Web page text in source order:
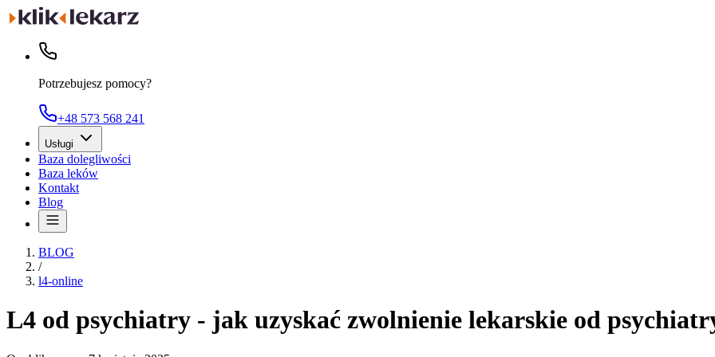
Potrzebujesz pomocy?
+48 573 568 241
Usługi
Baza dolegliwości
Baza leków
Kontakt
Blog
BLOG
/
l4-online
L4 od psychiatry - jak uzyskać zwolnienie lekarskie od